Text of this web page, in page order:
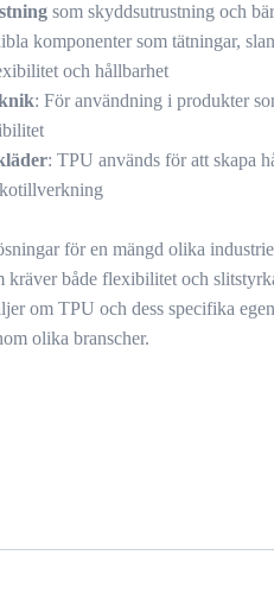
som skyddsutrustning och
komponenter som tätningar,
och hållbarhet
: För användning i produkter
: TPU används för att skapa
för en mängd olika
kräver både flexibilitet och
om TPU och dess specifika
olika branscher.